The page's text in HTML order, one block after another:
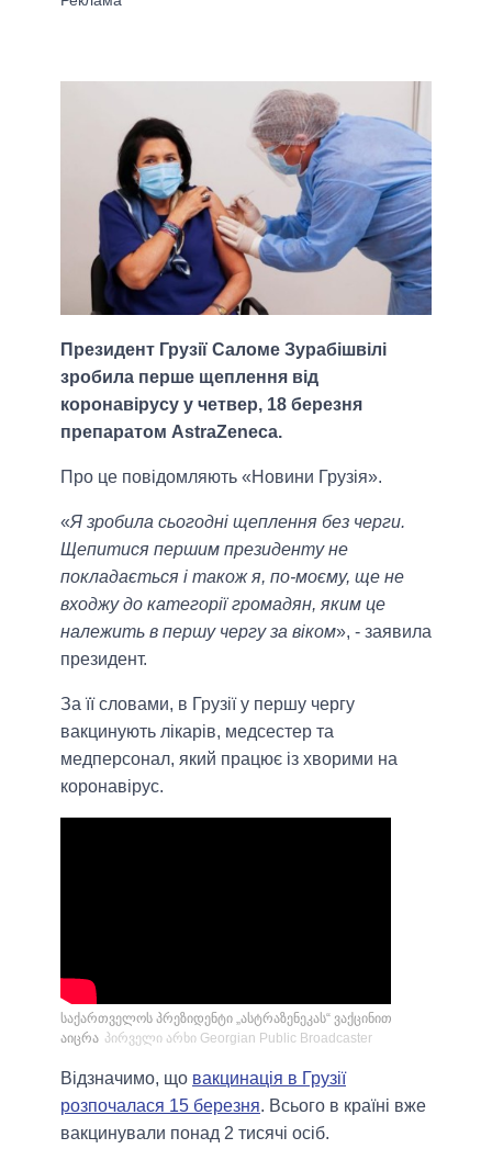
Президент Грузії Саломе Зурабішвілі
зробила перше щеплення від
коронавірусу у четвер, 18 березня
препаратом AstraZeneca.
Про це повідомляють «Новини Грузія».
«Я зробила сьогодні щеплення без черги.
Щепитися першим президенту не
покладається і також я, по-моєму, ще не
входжу до категорії громадян, яким це
належить в першу чергу за віком», - заявила
президент.
За її словами, в Грузії у першу чергу
вакцинують лікарів, медсестер та
медперсонал, який працює із хворими на
коронавірус.
საქართველოს პრეზიდენტი „ასტრაზენეკას“ ვაქცინით
აიცრა პირველი არხი Georgian Public Broadcaster
Відзначимо, що вакцинація в Грузії
розпочалася 15 березня. Всього в країні вже
вакцинували понад 2 тисячі осіб.